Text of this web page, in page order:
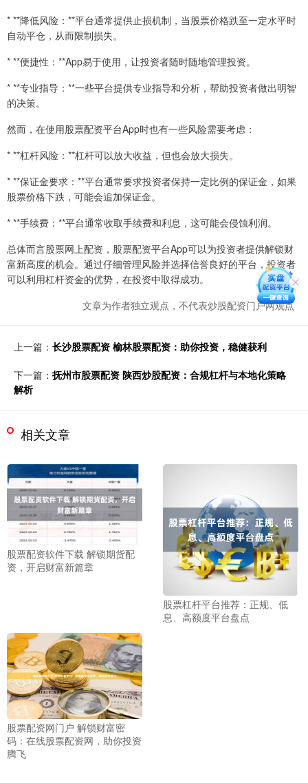
* **降低风险：**平台通常提供止损机制，当股票价格跌至一定水平时
自动平仓，从而限制损失。
* **便捷性：**App易于使用，让投资者随时随地管理投资。
* **专业指导：**一些平台提供专业指导和分析，帮助投资者做出明智
的决策。
然而，在使用股票配资平台App时也有一些风险需要考虑：
* **杠杆风险：**杠杆可以放大收益，但也会放大损失。
* **保证金要求：**平台通常要求投资者保持一定比例的保证金，如果
股票价格下跌，可能会追加保证金。
* **手续费：**平台通常收取手续费和利息，这可能会侵蚀利润。
总体而言股票网上配资，股票配资平台App可以为投资者提供解锁财
富新高度的机会。通过仔细管理风险并选择信誉良好的平台，投资者
可以利用杠杆资金的优势，在投资中取得成功。
文章为作者独立观点，不代表炒股配资门户网观点
上一篇： 长沙股票配资 榆林股票配资：助你投资，稳健获利
下一篇： 抚州市股票配资 陕西炒股配资：合规杠杆与本地化策略
解析
相关文章
股票配资软件下载 解锁期货配
资，开启财富新篇章
股票杠杆平台推荐：正规、低
息、高额度平台盘点
股票配资网门户 解锁财富密
码：在线股票配资网，助你投资
腾飞